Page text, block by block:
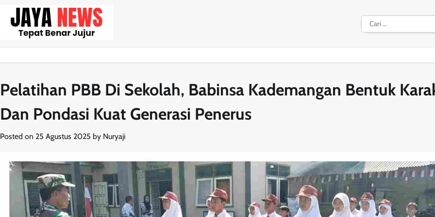
content
Cari
untuk:
Pelatihan PBB Di Sekolah, Babinsa Kademangan Bentuk
Dan Pondasi Kuat Generasi Penerus
Posted on 25 Agustus 2025 by Nuryaji